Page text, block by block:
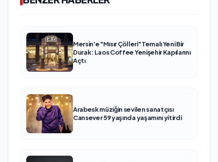
Mersin'e "Mısır Çölleri" Temalı Yeni Bir
Durak: Laos Coffee Yenişehir Kapılarını
Açtı
Arabesk müziğin sevilen sanatçısı
Cansever 59 yaşında yaşamını yitirdi